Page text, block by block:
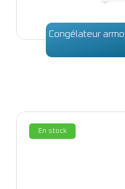
Congélateur
En stock